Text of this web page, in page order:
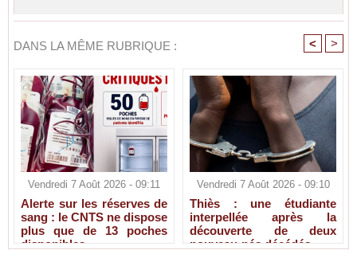
DANS LA MÊME RUBRIQUE : < >
Vendredi 7 Août 2026 - 09:11
Alerte sur les réserves de
sang : le CNTS ne dispose
plus que de 13 poches
disponibles
Vendredi 7 Août 2026 - 09:10
Thiès : une étudiante
interpellée après la
découverte de deux
nouveau-nés décédés